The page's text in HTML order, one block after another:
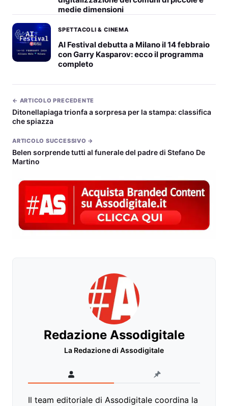
medie dimensioni
SPETTACOLI & CINEMA
AI Festival debutta a Milano il 14 febbraio
con Garry Kasparov: ecco il programma
completo
← ARTICOLO PRECEDENTE
Ditonellapiaga trionfa a sorpresa per la stampa: classifica
che spiazza
ARTICOLO SUCCESSIVO →
Belen sorprende tutti al funerale del padre di Stefano De
Martino
Redazione Assodigitale
La Redazione di Assodigitale
Il team editoriale di Assodigitale coordina la